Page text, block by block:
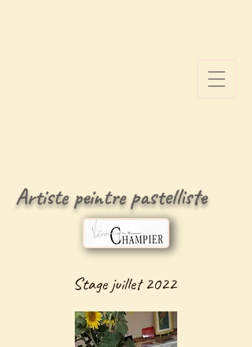
Artiste peintre pastelliste
Stage juillet 2022